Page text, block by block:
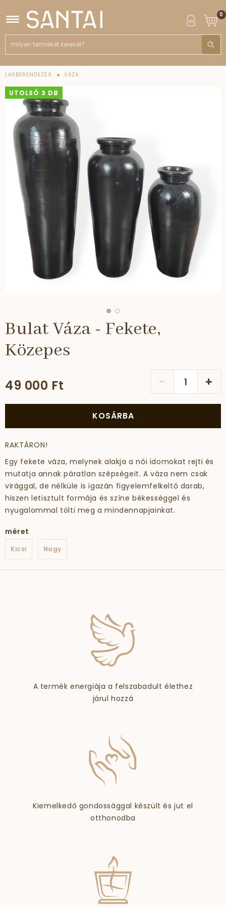
0
LAKBERENDEZÉS VÁZA
UTOLSÓ 3 DB
Bulat Váza - Fekete,
Közepes
49 000 Ft - +
KOSÁRBA
RAKTÁRON!
Egy fekete váza, melynek alakja a női idomokat rejti és
mutatja annak páratlan szépségeit. A váza nem csak
virággal, de nélküle is igazán figyelemfelkeltő darab,
hiszen letisztult formája és színe békességgel és
nyugalommal tölti meg a mindennapjainkat.
méret
Kicsi Nagy
A termék energiája a felszabadult élethez
járul hozzá
Kiemelkedő gondossággal készült és jut el
otthonodba